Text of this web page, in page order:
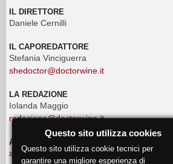
IL DIRETTORE
Daniele Cernilli
IL CAPOREDATTORE
Stefania Vinciguerra
shedoctor@doctorwine.it
LA REDAZIONE
Iolanda Maggio
redazione@doctorwine.it
ADVERTISING
advertising@doctorwine.it
Questo sito utilizza cookies
Questo sito utilizza cookie tecnici per
garantire una migliore esperienza di